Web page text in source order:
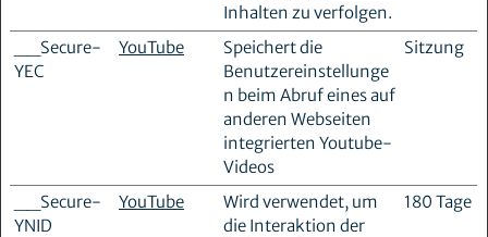
Inhalten zu verfolgen.
__Secure-
YEC
YouTube
Speichert die
Benutzereinstellunge
n beim Abruf eines auf
anderen Webseiten
integrierten Youtube-
Videos
Sitzung
__Secure-
YNID
YouTube
Wird verwendet, um
die Interaktion der
180 Tage